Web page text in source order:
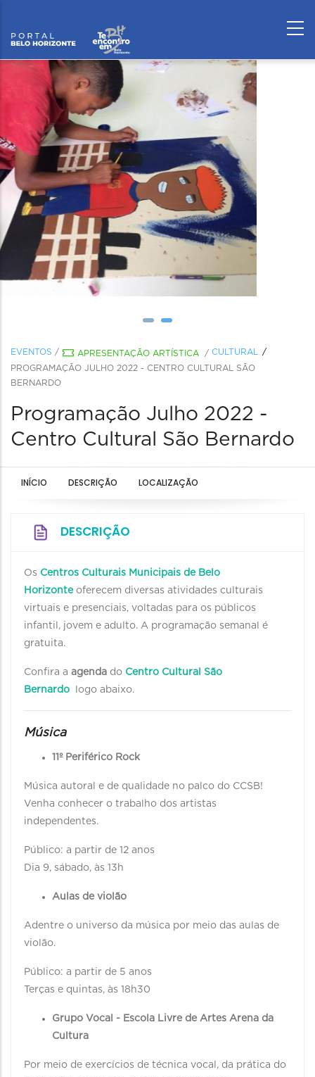
EVENTOS / APRESENTAÇÃO ARTÍSTICA / CULTURAL
PROGRAMAÇÃO JULHO 2022 - CENTRO CULTURAL SÃO
BERNARDO
Programação Julho 2022 -
Centro Cultural São Bernardo
INÍCIO DESCRIÇÃO LOCALIZAÇÃO
DESCRIÇÃO
Os Centros Culturais Municipais de Belo
Horizonteoferecem diversas atividades culturais
virtuais e presenciais, voltadas para os públicos
infantil, jovem e adulto. A programação semanal é
gratuita.
Confira a agenda do Centro Cultural São
Bernardo
logo abaixo.
Música
11º Periférico Rock
Música autoral e de qualidade no palco do CCSB!
Venha conhecer o trabalho dos artistas
independentes.
Público: a partir de 12 anos
Dia 9, sábado, às 13h
Aulas de violão
Adentre o universo da música por meio das aulas de
violão.
Público: a partir de 5 anos
Terças e quintas, às 18h30
Grupo Vocal - Escola Livre de Artes Arena da
Cultura
Por meio de exercícios de técnica vocal, da prática do